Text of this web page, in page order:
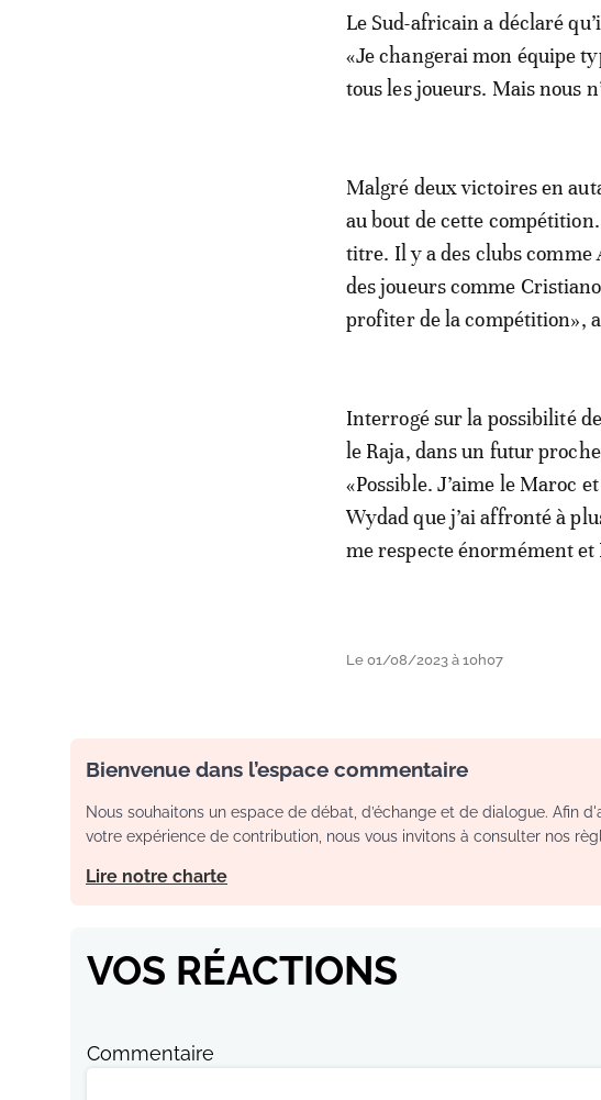
Le Sud-africain a déclaré
«Je changerai mon équipe
tous les joueurs. Mais nous
Malgré deux victoires en
au bout de cette
titre. Il y a des clubs
des joueurs comme
profiter de la compétition»,
Interrogé sur la possibilité
le Raja, dans un futur
«Possible. J’aime le Maroc
Wydad que j’ai affronté à
me respecte énormément et
Le 01/08/2023 à 10h07
Bienvenue dans l’espace commentaire
Nous souhaitons un espace de débat, d’échange et de dialogue. Afin
votre expérience de contribution, nous vous invitons à consulter nos
Lire notre charte
VOS RÉACTIONS
Commentaire